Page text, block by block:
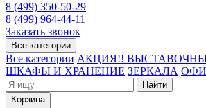
8 (499) 350-50-29
8 (499) 964-44-11
Заказать звонок
Все категории
Все категории АКЦИЯ!!
ШКАФЫ И ХРАНЕНИЕ ЗЕРКАЛА
Найти
Корзина